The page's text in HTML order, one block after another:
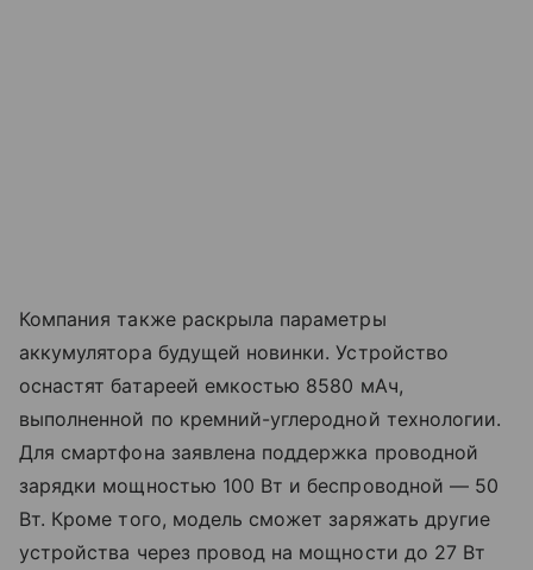
Компания также раскрыла параметры
аккумулятора будущей новинки. Устройство
оснастят батареей емкостью 8580 мАч,
выполненной по кремний-углеродной технологии.
Для смартфона заявлена поддержка проводной
зарядки мощностью 100 Вт и беспроводной — 50
Вт. Кроме того, модель сможет заряжать другие
устройства через провод на мощности до 27 Вт